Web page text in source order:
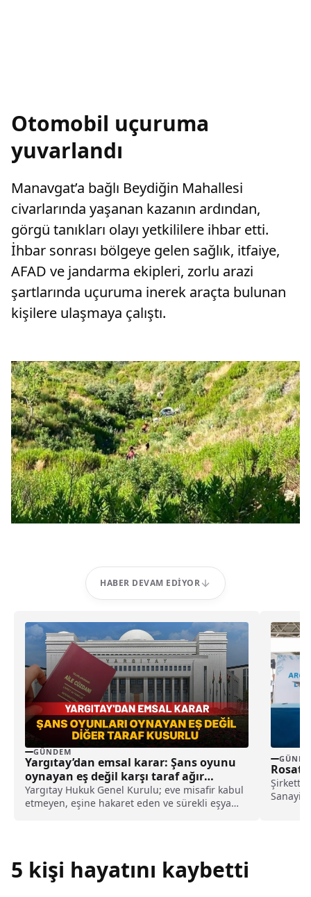
Otomobil uçuruma
yuvarlandı
Manavgat’a bağlı Beydiğin Mahallesi
civarlarında yaşanan kazanın ardından,
görgü tanıkları olayı yetkililere ihbar etti.
İhbar sonrası bölgeye gelen sağlık, itfaiye,
AFAD ve jandarma ekipleri, zorlu arazi
şartlarında uçuruma inerek araçta bulunan
kişilere ulaşmaya çalıştı.
HABER DEVAM EDIYOR
GÜNDEM
Yargıtay’dan emsal karar: Şans oyunu
oynayan eş değil karşı taraf ağır
kusurlu sayıldı
Yargıtay Hukuk Genel Kurulu; eve misafir kabul
etmeyen, eşine hakaret eden ve sürekli eşya
Sanayi
5 kişi hayatını kaybetti